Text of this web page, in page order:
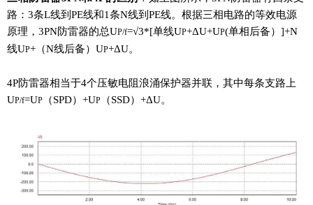
路：3条L线到PE线和1条N线到PE线。根据三相电路的等效电源
原理，3PN防雷器的总UP/f=√3*[单线UP+ΔU+UP(单相后备）]+N
线UP+（N线后备） UP+ΔU。
4P防雷器相当于4个压敏电阻浪涌保护器并联，其中每条支路上
UP/f=UP （SPD）+UP （SSD）+ΔU。